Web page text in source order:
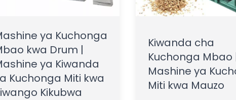
ya Kuchonga
kwa Drum |
ya Kiwanda
Kuchonga Miti kwa
Kikubwa
Kiwanda cha
Kuchonga Mbao
Mashine ya
Miti kwa Mauzo